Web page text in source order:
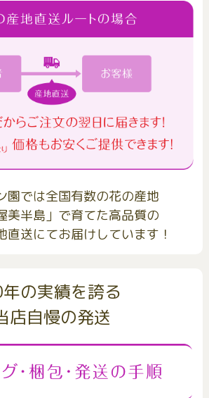
園では全国有数の花の産地
美半島」で育てた高品質の
直送にてお届けしています！
の実績を誇る
店自慢の発送